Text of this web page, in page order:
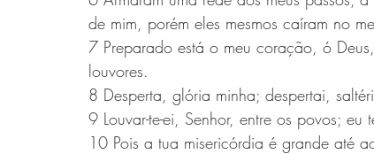
de mim, porém eles mesmos caíram no
7 Preparado está o meu coração, ó
louvores.
8 Desperta, glória minha; despertai,
9 Louvar-te-ei, Senhor, entre os povos; eu
10 Pois a tua misericórdia é grande até